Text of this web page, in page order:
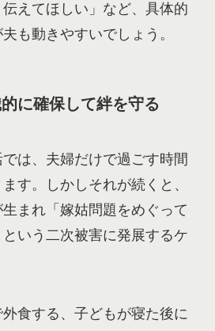
えてほしい」など、具体的
も動きやすいでしょう。
に確保して絆を守る
は、夫婦だけで過ごす時間
す。しかしそれが続くと、
まれ「嫁姑問題をめぐって
いう二次被害に発展するケ
食する、子どもが寝た後に